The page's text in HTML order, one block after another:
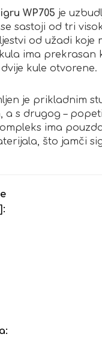
WP705 je
sastoji od tri
od užadi koje
ima prekrasan
kule otvorene.
je prikladnim
a s drugog –
ima
što jamči